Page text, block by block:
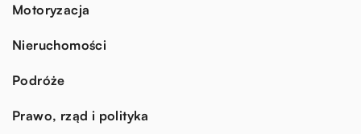
Motoryzacja
Nieruchomości
Podróże
Prawo, rząd i polityka